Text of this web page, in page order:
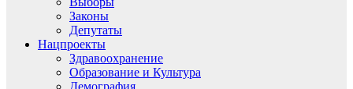
Законы
Депутаты
Нацпроекты
Здравоохранение
Образование и Культура
Демография